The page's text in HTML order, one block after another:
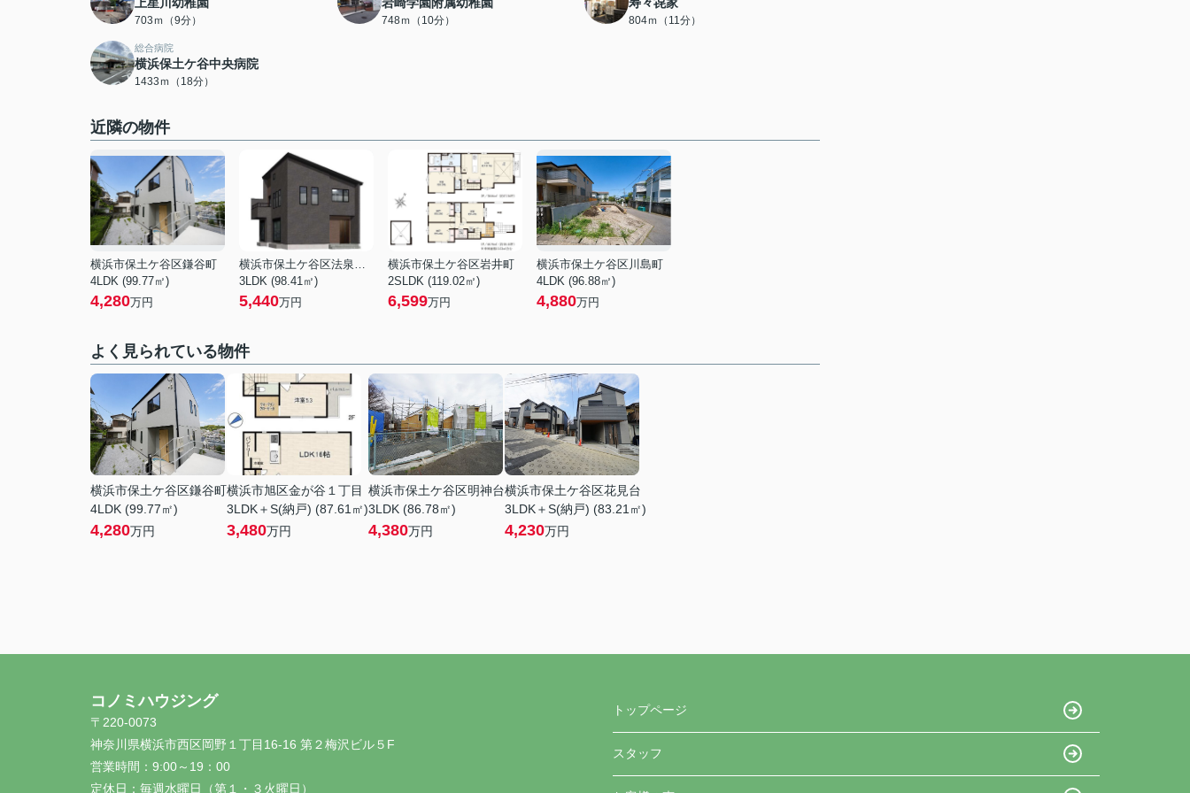
703ｍ（9分） 748ｍ（10分） 804ｍ（11分）
総合病院
横浜保土ケ谷中央病院
1433ｍ（18分）
近隣の物件
横浜市保土ケ谷区鎌谷町
4LDK (99.77㎡)
4,280万円
横浜市保土ケ谷区法泉２丁目
3LDK (98.41㎡)
5,440万円
横浜市保土ケ谷区岩井町
2SLDK (119.02㎡)
6,599万円
横浜市保土ケ谷区川島町
4LDK (96.88㎡)
4,880万円
よく見られている物件
横浜市保土ケ谷区鎌谷町
4LDK (99.77㎡)
4,280万円
横浜市旭区金が谷１丁目
3LDK＋S(納戸) (87.61㎡)
3,480万円
横浜市保土ケ谷区明神台
3LDK (86.78㎡)
4,380万円
横浜市保土ケ谷区花見台
3LDK＋S(納戸) (83.21㎡)
4,230万円
コノミハウジング
〒220-0073
神奈川県横浜市西区岡野１丁目16-16 第２梅沢ビル５F
営業時間： 9:00～19：00
定休日： 毎週水曜日（第１・３火曜日）
トップページ
スタッフ